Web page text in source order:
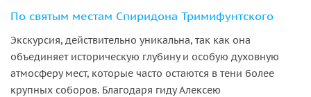
По святым местам Спиридона Тримифунтского
Экскурсия, действительно уникальна, так как она
объединяет историческую глубину и особую духовную
атмосферу мест, которые часто остаются в тени более
крупных соборов. Благодаря гиду Алексею